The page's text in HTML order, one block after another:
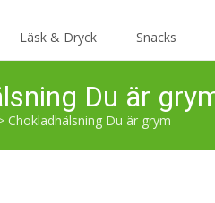
Läsk & Dryck Snacks
Du är
Chokladhälsning Du är grym